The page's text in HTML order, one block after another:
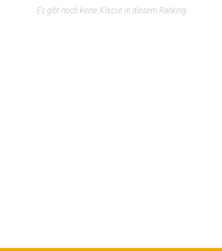
Es gibt noch keine Klasse in diesem Ranking